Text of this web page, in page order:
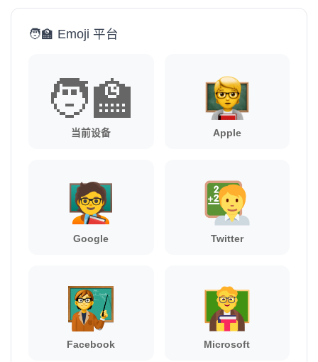
🧑‍🏫 Emoji 平台
🧑‍🏫
当前设备 Apple
Google Twitter
Facebook Microsoft